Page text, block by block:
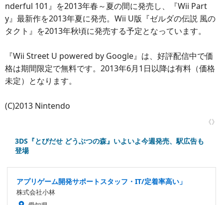
nderful 101』を2013年春～夏の間に発売し、『Wii Part
y』最新作を2013年夏に発売。Wii U版『ゼルダの伝説 風の
タクト』を2013年秋頃に発売する予定となっています。
『Wii Street U powered by Google』は、好評配信中で価
格は期間限定で無料です。2013年6月1日以降は有料（価格
未定）となります。
(C)2013 Nintendo
《》
3DS『とびだせ どうぶつの森』いよいよ今週発売、駅広告も
登場
アプリゲーム開発サポートスタッフ・IT/定着率高い」
株式会社小林